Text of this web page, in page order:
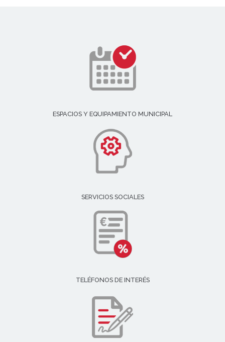
ESPACIOS Y EQUIPAMIENTO MUNICIPAL
SERVICIOS SOCIALES
TELÉFONOS DE INTERÉS